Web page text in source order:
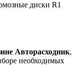
диски R1
Авторасходник,
необходимых